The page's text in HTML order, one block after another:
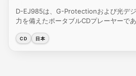
D-EJ985は、G-Protectionおよび光デ
力を備えたポータブルCDプレーヤーであ
CD 日本